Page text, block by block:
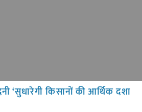
‘सुधारेगी किसानों की आर्थिक दशा